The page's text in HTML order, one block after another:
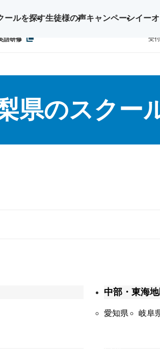
語研修 受
ールを探す生徒様の声キャンペーンイー
県のスクー
中部・東海
愛知県 岐阜